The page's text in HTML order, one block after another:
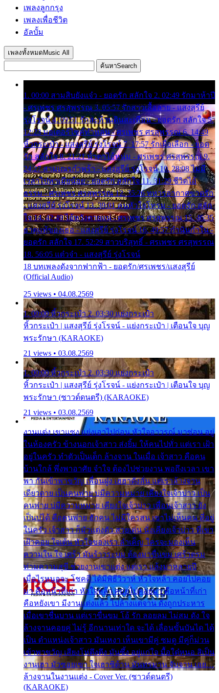
เพลงลูกกรุง
เพลงเพื่อชีวิต
อัลบั้ม
เพลงทั้งหมด Music All
ค้นหาSearch
1. 00:00 สามสิบยังแจ๋ว - ยอดรัก สลักใจ 2. 02:49 รักมาห้าปี
- ศรเพชร ศรสุพรรณ 3. 05:57 รักสาวเสื้อลาย - แสงสุรีย์
รุ่งโรจน์ 4. 09:51 รักสะท้านดินสะเทือน - ยอดรัก สลักใจ 5.
12:23 มอเตอร์ไซค์ทำหล่น - ศรเพชร ศรสุพรรณ 6. 14:49
หิ้วกระเป๋า - แสงสุรีย์ รุ่งโรจน์ 7. 17:57 รักเผื่อเลือก - ยอด
รัก สลักใจ 8. 21:21 น้ำตาไอ้หนุ่ม - ศรเพชร ศรสุพรรณ 9.
24:27 สามเณรกำพร้า - แสงสุรีย์ รุ่งโรจน์ 10. 28:08 ไม่มี
เวลาไปหาเมียน้อย - ยอดรัก สลักใจ 11. 31:29 ชีวิตไอ้
ธรรม - ศรเพชร ศรสุพรรณ 12. 35:26 ทหารอากาศขาดรัก
- แสงสุรีย์ รุ่งโรจน์ 13. 39:01 คนหัวใจโทรม - ยอดรัก สลัก
ใจ 14. 42:49 ไอ้หวังตายแน่ - ศรเพชร ศรสุพรรณ 15. 46:35
ธาตุแท้ของเธอ - แสงสุรีย์ รุ่งโรจน์ 16. 49:57 กำนันกำใน -
ยอดรัก สลักใจ 17. 52:29 สาวบริสุทธิ์ - ศรเพชร ศรสุพรรณ
18. 56:05 แต๋วจ๋า - แสงสุรีย์ รุ่งโรจน์
18 บทเพลงดังจากฟากฟ้า - ยอดรัก/ศรเพชร/แสงสุรีย์
(Official Audio)
25 views • 04.08.2569
1. 00:00 หิ้วกระเป๋า 2. 03:30 แย่งกระเป๋า
หิ้วกระเป๋า | แสงสุรีย์ รุ่งโรจน์ - แย่งกระเป๋า | เตือนใจ บุญ
พระรักษา (KARAOKE)
21 views • 03.08.2569
1. 00:00 หิ้วกระเป๋า 2. 03:30 แย่งกระเป๋า
หิ้วกระเป๋า | แสงสุรีย์ รุ่งโรจน์ - แย่งกระเป๋า | เตือนใจ บุญ
พระรักษา (ซาวด์ดนตรี) (KARAOKE)
21 views • 03.08.2569
งานแต่ง เขาแซง แย่งเอาไปก่อน หัวใจอาวรณ์ มาซ่อน อยู่
ในห้องครัว ข้างนอกเจ้าสาว ส่งยิ้ม ให้คนไปทั่ว แต่เรา เฝ้า
อยู่ในครัว ทำตัวเป็นเด็ก ล้างจาน ในเมื่อ เจ้าสาว คือคน
บ้านใกล้ พึ่งพาอาศัย จำใจ ต้องไปช่วยงาน พอถึงเวลา เขา
พา กันเข้าพาขวัญ เพื่อนฝูง เฮฮาดังลั่น แต่เราล้างจาน
เดียวดาย เป็นคนพ่าย บ่มีความหมาย เคียงใจเจ้าบ่าว เป็น
คนพ่าย บ่มีความหมาย เคียงใจเจ้าบ่าว เพื่อนเจ้าสาว ยัง
เป็นบ่ได้ คือคนพ่าย ฮักคน ไม่มีใครสน เขาไม่เห็นคน ที่อยู่
ในครัว เจ้าสาว ก็มัวแต่งตัว สวยเด่น นั่งเคียงเจ้าบ่าว ที่เขา
เฝ้าคอย ใจเต้น หัวใจของเรา ลำเค็ญ ใครจะมองเห็น
ความใน ใจ เศร้า มันร้าวระบม ต้องมาขื่นขม เศร้าตรม
ท่ามความสุขี ช่วยงานเขาแต่ง แต่เรา แล้งมาหลายปี
เมื่อไรหนอจะ โชคดี ได้มีพิธีวิวาห์ หัวใจหล้า คอยไปคอย
มา คือหน้าที่เก่า หัวใจหล้า คอยไปคอยมา คือหน้าที่เก่า
คือหยังเขา มีงานแต่งแล้ว ไปล้างแต่จาน ดั่งถูกประหาร
เมื่อเขาชื่นบาน แต่เราขื่นขม โอ้ รัก ลอยลม ไม่สม ดัง ใจ
ล้างจานคอยคู่ ไม่รู้ อีกนานเท่าใด จะได้ เลื่อนขั้นบันได ได้
เป็น ตำแหน่งเจ้าสาว มันเหงา เห็นเขามีคู่ ซมดู มีคู่ก็ม่วน
เข้าพาขวัญ เสียงโห่ตึงตึง มันซึ้ง อยู่แก่ใจ มื้อใด๋หนอ สิเป็น
งานเฮา มัวซอยเขา ใจเฮาซิด้าน มันทรมาน จับจาน เอย…
ล้างจานในงานแต่ง - Cover Ver. (ซาวด์ดนตรี)
(KARAOKE)